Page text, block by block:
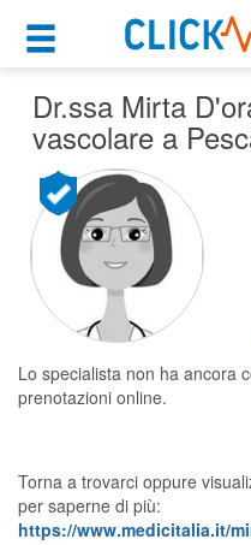
Cerca
Chirurgo Vascolare
Pescara (PE)
Cosa possiamo offrirti
Per i pazienti
Prenota una
Ricerca
Consulti online
Prenotazioni
Planner e
Dr.ssa Mirta
vascolare a
Lo specialista non ha ancora
prenotazioni online.
Torna a trovarci oppure
per saperne di più:
https://www.medicitalia.it/